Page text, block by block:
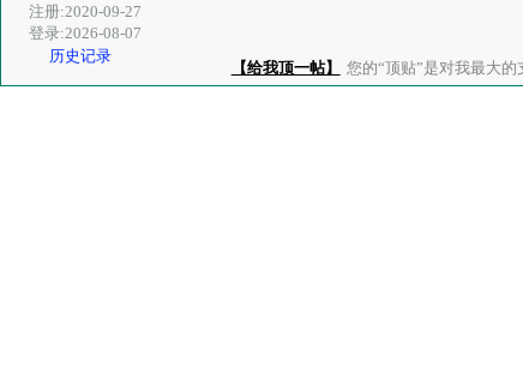
注册:2020-09-27
登录:2026-08-07
历史记录
【给我顶一帖】 您的“顶贴”是对我最大